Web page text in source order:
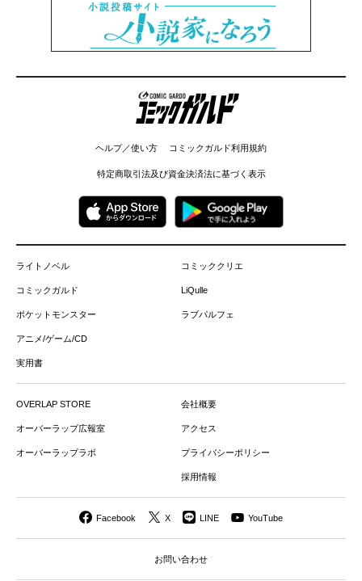
コミックガルド
ヘルプ／使い方 コミックガルド利用規約
特定商取引法及び資金決済法に基づく表示
ライトノベル
コミックガルド
ポケットモンスター
アニメ/ゲーム/CD
実用書
コミッククリエ
LiQulle
ラブパルフェ
OVERLAP STORE
オーバーラップ広報室
オーバーラップラボ
会社概要
アクセス
プライバシーポリシー
採用情報
Facebook X LINE YouTube
お問い合わせ